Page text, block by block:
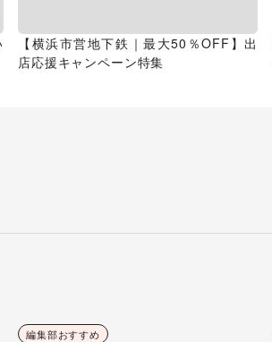
【横浜市営地下鉄｜最大50％OFF】出
店応援キャンペーン特集
編集部おすすめ